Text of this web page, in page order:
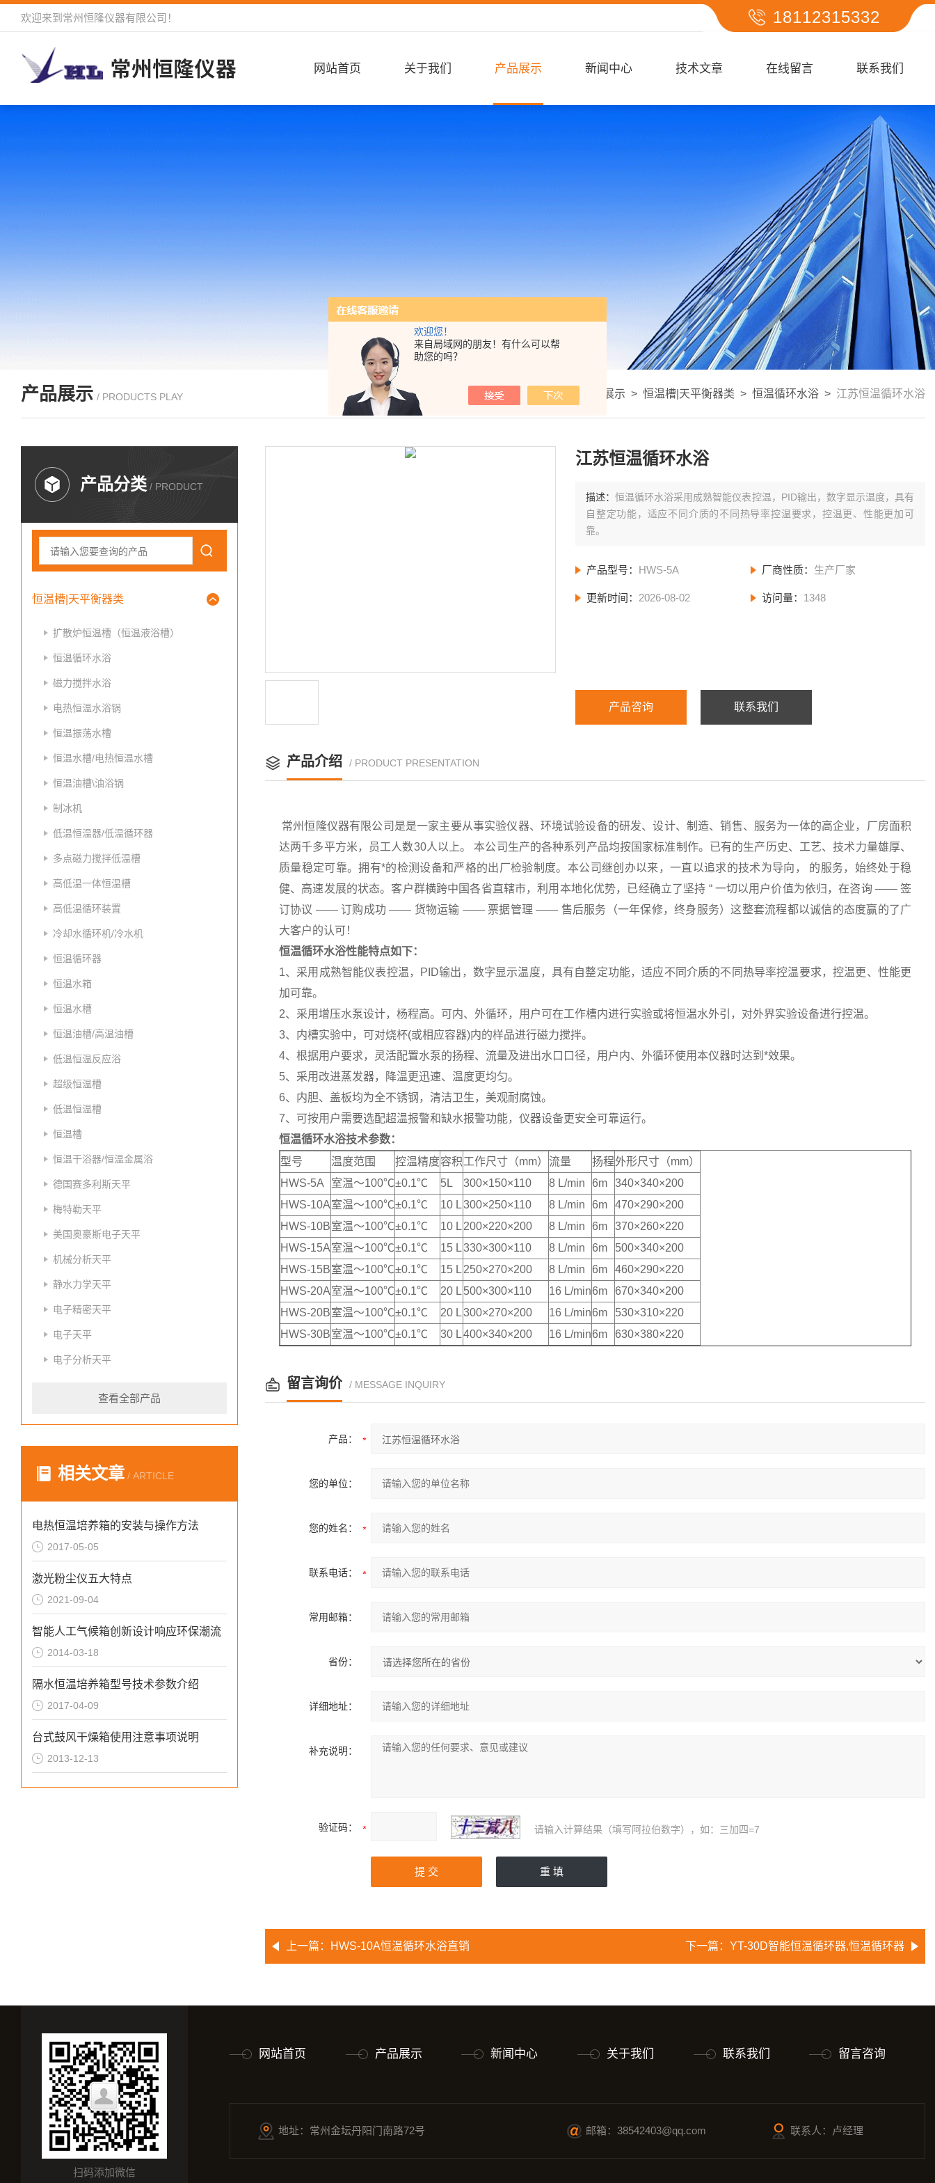
欢迎您！
来自局域网的朋友！有什么可以帮
助您的吗？
欢迎来到 常州恒隆仪器有限公司 ！ 18112315332
网站首页 关于我们 产品展示 新闻中心 技术文章 在线留言 联系我们
产品展示 / PRODUCTS PLAY 我的位置： 首页 产品展示 > 恒温槽|天平衡器类 > 恒温循环水浴 > 江苏恒温循环水浴
产品分类 / PRODUCT
恒温槽|天平衡器类
扩散炉恒温槽（恒温液浴槽）
恒温循环水浴
磁力搅拌水浴
电热恒温水浴锅
恒温振荡水槽
恒温水槽/电热恒温水槽
恒温油槽\油浴锅
制冰机
低温恒温器/低温循环器
多点磁力搅拌低温槽
高低温一体恒温槽
高低温循环装置
冷却水循环机/冷水机
恒温循环器
恒温水箱
恒温水槽
恒温油槽/高温油槽
低温恒温反应浴
超级恒温槽
低温恒温槽
恒温槽
恒温干浴器/恒温金属浴
德国赛多利斯天平
梅特勒天平
美国奥豪斯电子天平
机械分析天平
静水力学天平
电子精密天平
电子天平
电子分析天平
查看全部产品
相关文章 / ARTICLE
电热恒温培养箱的安装与操作方法
2017-05-05
激光粉尘仪五大特点
2021-09-04
智能人工气候箱创新设计响应环保潮流
2014-03-18
隔水恒温培养箱型号技术参数介绍
2017-04-09
台式鼓风干燥箱使用注意事项说明
2013-12-13
江苏恒温循环水浴
描述：恒温循环水浴采用成熟智能仪表控温，PID输出，数字显示温度，具有
自整定功能，适应不同介质的不同热导率控温要求，控温更、性能更加可
靠。
产品型号： HWS-5A 厂商性质： 生产厂家
更新时间： 2026-08-02 访问量： 1348
产品咨询 联系我们
产品介绍 / PRODUCT PRESENTATION
常州恒隆仪器有限公司是是一家主要从事实验仪器、环境试验设备的研发、设计、制造、销售、服务为一体的高企业，厂房面积
达两千多平方米，员工人数30人以上。 本公司生产的各种系列产品均按国家标准制作。已有的生产历史、工艺、技术力量雄厚、
质量稳定可靠。拥有*的检测设备和严格的出厂检验制度。本公司继创办以来，一直以追求的技术为导向， 的服务，始终处于稳
健、高速发展的状态。客户群横跨中国各省直辖市，利用本地化优势，已经确立了坚持 “ 一切以用户价值为依归，在咨询 —— 签
订协议 —— 订购成功 —— 货物运输 —— 票据管理 —— 售后服务（一年保修，终身服务）这整套流程都以诚信的态度赢的了广
大客户的认可！
恒温循环水浴性能特点如下：
1、采用成熟智能仪表控温，PID输出，数字显示温度，具有自整定功能，适应不同介质的不同热导率控温要求，控温更、性能更
加可靠。
2、采用增压水泵设计，杨程高。可内、外循环，用户可在工作槽内进行实验或将恒温水外引，对外界实验设备进行控温。
3、内槽实验中，可对烧杯(或相应容器)内的样品进行磁力搅拌。
4、根据用户要求，灵活配置水泵的扬程、流量及进出水口口径，用户内、外循环使用本仪器时达到*效果。
5、采用改进蒸发器，降温更迅速、温度更均匀。
6、内胆、盖板均为全不锈钢，清洁卫生，美观耐腐蚀。
7、可按用户需要选配超温报警和缺水报警功能，仪器设备更安全可靠运行。
恒温循环水浴技术参数：
型号
温度范围 控温精度容积工作尺寸（mm） 流量 扬程外形尺寸（mm）
HWS-5A
室温～100℃±0.1℃ 5L 300×150×110 8 L/min 6m
340×340×200
HWS-10A室温～100℃±0.1℃ 10 L300×250×110 8 L/min 6m
470×290×200
HWS-10B室温～100℃±0.1℃ 10 L 200×220×200 8 L/min 6m
370×260×220
HWS-15A室温～100℃±0.1℃ 15 L330×300×110 8 L/min 6m
500×340×200
HWS-15B室温～100℃±0.1℃ 15 L 250×270×200 8 L/min 6m
460×290×220
HWS-20A室温～100℃±0.1℃ 20 L 500×300×110 16 L/min6m
670×340×200
HWS-20B室温～100℃±0.1℃ 20 L300×270×200 16 L/min6m
530×310×220
HWS-30B室温～100℃±0.1℃ 30 L400×340×200 16 L/min6m 630×380×220
留言询价 / MESSAGE INQUIRY
产品：
您的单位：
您的姓名：
联系电话：
常用邮箱：
省份：
详细地址：
补充说明：
验证码： 请输入计算结果（填写阿拉伯数字），如：三加四=7
上一篇： HWS-10A恒温循环水浴直销 下一篇： YT-30D智能恒温循环器,恒温循环器
扫码添加微信
网站首页 产品展示 新闻中心 关于我们 联系我们 留言咨询
地址：常州金坛丹阳门南路72号 邮箱：38542403@qq.com 联系人：卢经理